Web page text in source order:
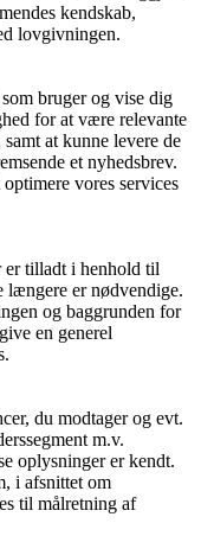
kendskab,
lovgivningen.
bruger og vise dig
for at være relevante
at kunne levere de
et nyhedsbrev.
vores services
er tilladt i henhold til
længere er nødvendige.
og baggrunden for
en generel
du modtager og evt.
m.v.
oplysninger er kendt.
i afsnittet om
til målretning af